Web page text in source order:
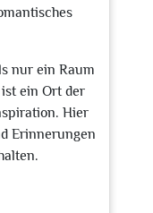
nur ein Raum
ein Ort der
Hier
Erinnerungen